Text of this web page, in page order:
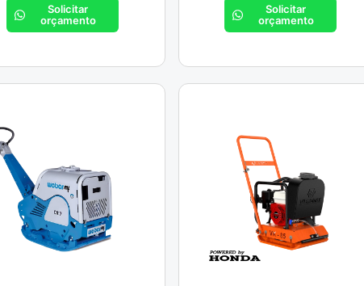
Solicitar
orçamento
Solicitar
orçamento